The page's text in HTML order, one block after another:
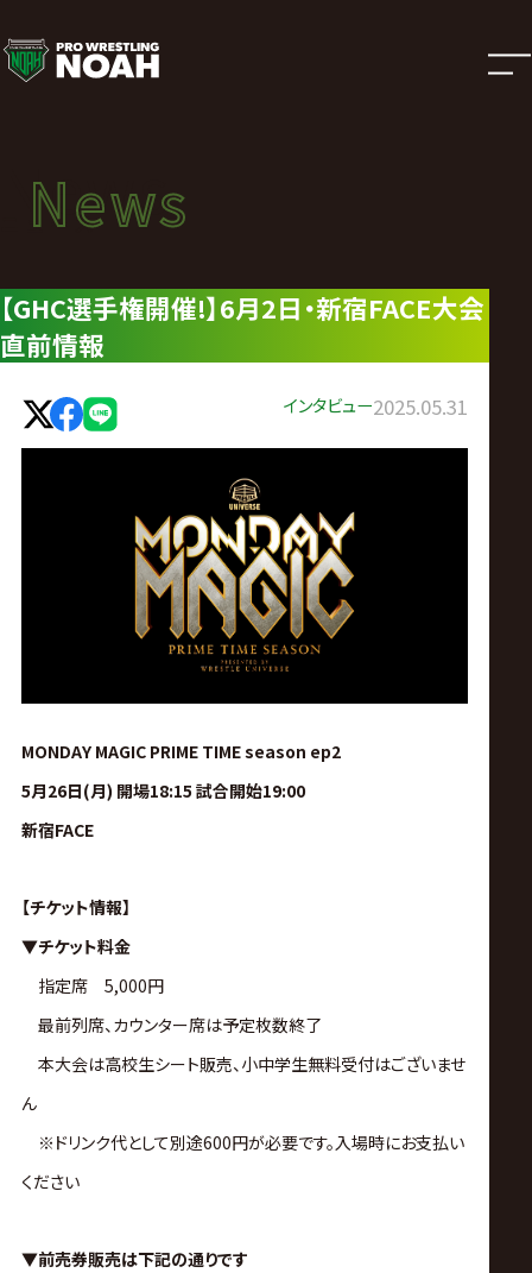
ニ
ュ
ー
ス
|
プ
ロ
ン
グ・
ノ
ア
公
式
サ
ト
News
ニュース
News
【GHC選手権開催!】6月2日・新宿FACE大会
直前情報
インタビュー2025.05.31
MONDAY MAGIC PRIME TIME season ep2
5月26日(月) 開場18:15 試合開始19:00
新宿FACE
【チケット情報】
▼チケット料金
指定席 5,000円
最前列席、カウンター席は予定枚数終了
本大会は高校生シート販売、小中学生無料受付はございませ
ん
※ドリンク代として別途600円が必要です。入場時にお支払い
ください
▼前売券販売は下記の通りです